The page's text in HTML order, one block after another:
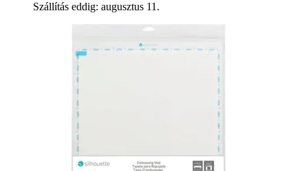
Szállítás eddig: augusztus 11.